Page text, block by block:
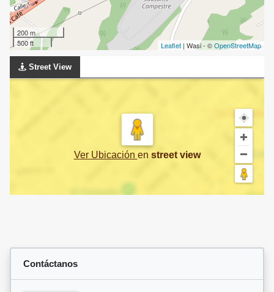
200 m
500 ft
Leaflet | Wasi - ©OpenStreetMap
Street View
Ver Ubicación en street view
Contáctanos